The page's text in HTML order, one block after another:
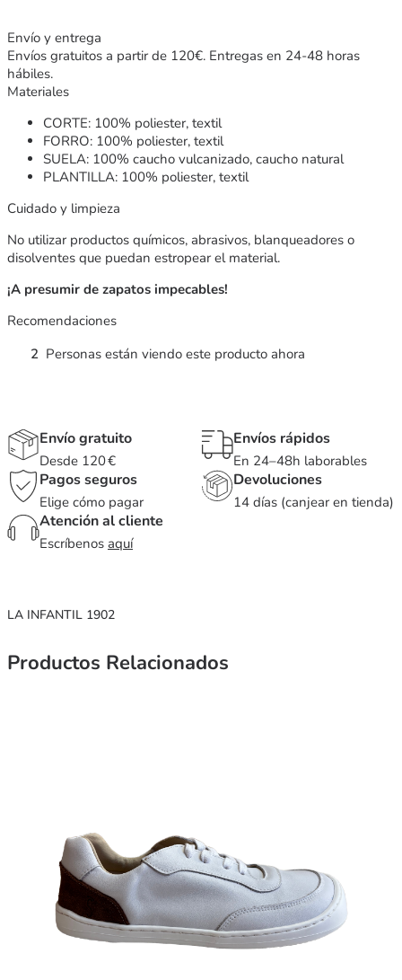
Envío y entrega
Envíos gratuitos a partir de 120€. Entregas en 24-48 horas
hábiles.
Materiales
CORTE: 100% poliester, textil
FORRO: 100% poliester, textil
SUELA: 100% caucho vulcanizado, caucho natural
PLANTILLA: 100% poliester, textil
Cuidado y limpieza
No utilizar productos químicos, abrasivos, blanqueadores o
disolventes que puedan estropear el material.
¡A presumir de zapatos impecables!
Recomendaciones
2 Personas están viendo este producto ahora
Envío gratuito
Desde 120 €
Envíos rápidos
En 24–48h laborables
Pagos seguros
Elige cómo pagar
Devoluciones
14 días (canjear en tienda)
Atención al cliente
Escríbenos aquí
LA INFANTIL 1902
Productos Relacionados